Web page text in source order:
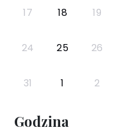
17 18 19
24 25 26
31 1 2
Godzina